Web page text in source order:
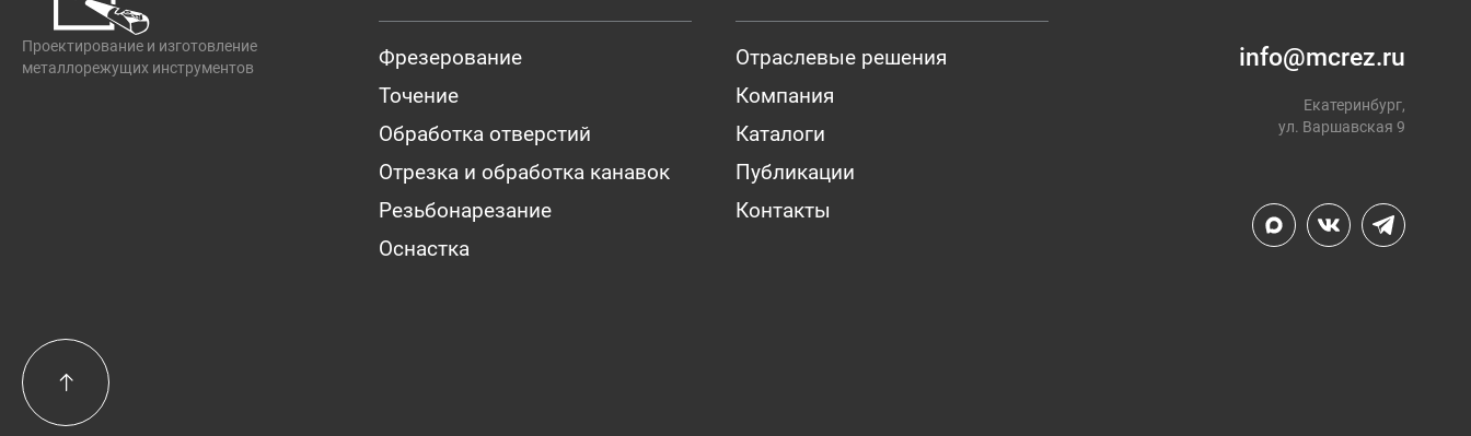
Проектирование и изготовление
металлорежущих инструментов
Фрезерование
Точение
Обработка отверстий
Отрезка и обработка канавок
Резьбонарезание
Оснастка
Отраслевые решения
Компания
Каталоги
Публикации
Контакты
info@mcrez.ru
Екатеринбург,
ул. Варшавская 9